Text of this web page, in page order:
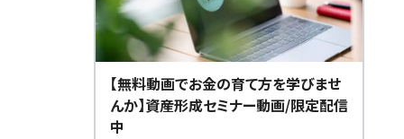
【無料動画でお金の育て方を学びませ
んか】資産形成セミナー動画/限定配信
中